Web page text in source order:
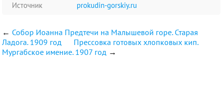
Источник prokudin-gorskiy.ru
← Собор Иоанна Предтечи на Малышевой горе. Старая
Ладога. 1909 год
Прессовка готовых хлопковых кип.
Мургабское имение. 1907 год →